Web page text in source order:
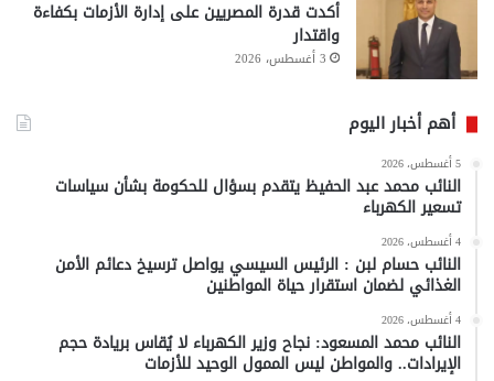
أكدت قدرة المصريين على إدارة الأزمات بكفاءة
واقتدار
3 أغسطس، 2026
أهم أخبار اليوم
5 أغسطس، 2026
النائب محمد عبد الحفيظ يتقدم بسؤال للحكومة بشأن سياسات
تسعير الكهرباء
4 أغسطس، 2026
النائب حسام لبن : الرئيس السيسي يواصل ترسيخ دعائم الأمن
الغذائي لضمان استقرار حياة المواطنين
4 أغسطس، 2026
النائب محمد المسعود: نجاح وزير الكهرباء لا يُقاس بريادة حجم
الإيرادات.. والمواطن ليس الممول الوحيد للأزمات